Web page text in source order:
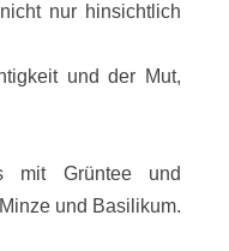
nur hinsichtlich
und der Mut,
mit Grüntee und
und Basi likum.